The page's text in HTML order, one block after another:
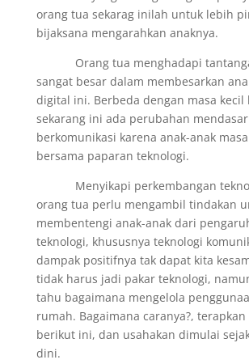
orang tua sekarag inilah untuk lebih
bijaksana mengarahkan anaknya.
Orang tua menghadapi
sangat besar dalam membesarkan
digital ini. Berbeda dengan masa kecil
sekarang ini ada perubahan
berkomunikasi karena anak-anak
bersama paparan teknologi.
Menyikapi perkembangan
orang tua perlu mengambil tindakan
membentengi anak-anak dari
teknologi, khususnya teknologi
dampak positifnya tak dapat kita
tidak harus jadi pakar teknologi,
tahu bagaimana mengelola
rumah. Bagaimana caranya?,
berikut ini, dan usahakan dimulai
dini.